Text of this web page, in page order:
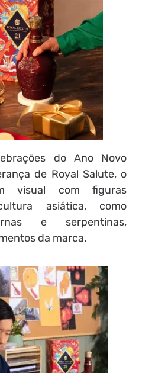
do Ano Novo
de Royal Salute, o
visual com figuras
asiática, como
e serpentinas,
da marca.